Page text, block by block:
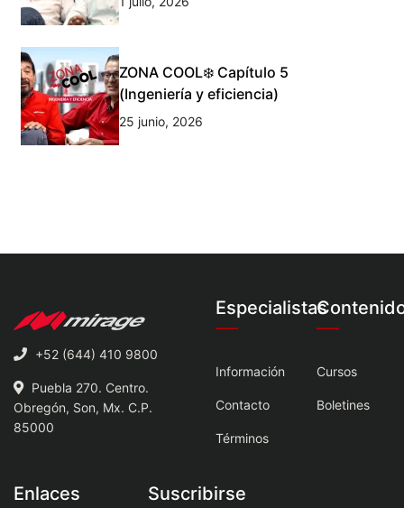
ZONA COOL❄️ Capítulo 5
(Ingeniería y eficiencia)
25 junio, 2026
+52 (644) 410 9800
Puebla 270. Centro.
Obregón, Son, Mx. C.P.
85000
Especialistas
Información
Contacto
Términos
Cursos
Boletines
Enlaces Suscribirse